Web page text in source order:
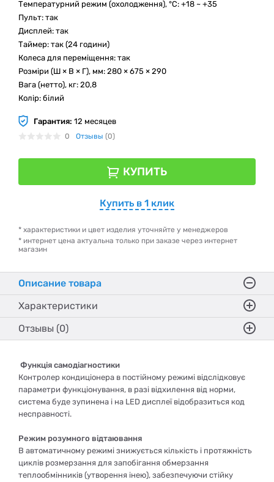
Температурний режим (охолодження), °C: +18 ~ +35
Пульт: так
Дисплей: так
Таймер: так (24 години)
Колеса для переміщення: так
Розміри (Ш × В × Г), мм: 280 × 675 × 290
Вага (нетто), кг: 20,8
Колір: білий
Гарантия: 12 месяцев
0 Отзывы (0)
КУПИТЬ
Купить в 1 клик
* характеристики и цвет изделия уточняйте у менеджеров
* интернет цена актуальна только при заказе через интернет
магазин
Описание товара
Характеристики
Отзывы (0)
Функція самодіагностики
Контролер кондиціонера в постійному режимі відслідковує
параметри функціонування, в разі відхилення від норми,
система буде зупинена і на LED дисплеї відобразиться код
несправності.
Режим розумного відтаювання
В автоматичному режимі знижується кількість і протяжність
циклів розмерзання для запобігання обмерзання
теплообмінників (утворення інею), забезпечуючи стійку